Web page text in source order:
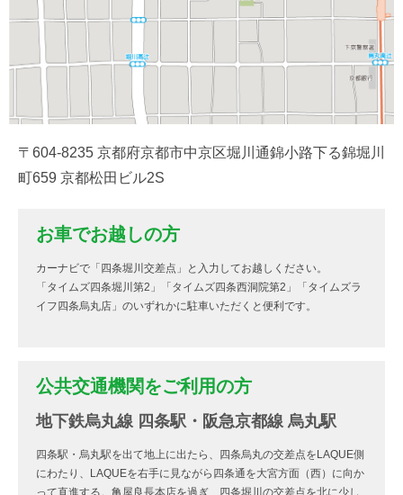
〒604-8235 京都府京都市中京区堀川通錦小路下る錦堀川
町659 京都松田ビル2S
お車でお越しの方
カーナビで「四条堀川交差点」と入力してお越しください。
「タイムズ四条堀川第2」「タイムズ四条西洞院第2」「タイムズラ
イフ四条烏丸店」のいずれかに駐車いただくと便利です。
公共交通機関をご利用の方
地下鉄烏丸線 四条駅・阪急京都線 烏丸駅
四条駅・烏丸駅を出て地上に出たら、四条烏丸の交差点をLAQUE側
にわたり、LAQUEを右手に見ながら四条通を大宮方面（西）に向か
って直進する。亀屋良長本店を過ぎ、四条堀川の交差点を北に少し